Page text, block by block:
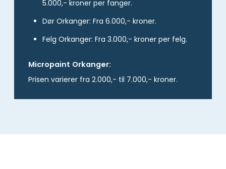
5.000,- kroner per fanger.
Dør Orkanger: Fra 6.000,- kroner.
Felg Orkanger: Fra 3.000,- kroner per felg.
Micropaint Orkanger:
Prisen varierer fra 2.000,- til 7.000,- kroner.